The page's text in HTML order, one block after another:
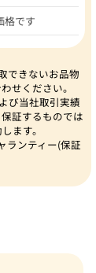
格です
できないお品物
せください。
び当社取引実績
証するものでは
ます。
ランティー(保証